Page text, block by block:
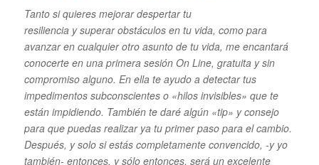
Tanto si quieres mejorar despertar tu
resiliencia y superar obstáculos en tu vida, como para
avanzar en cualquier otro asunto de tu vida, me encantará
conocerte en una primera sesión On Line, gratuita y sin
compromiso alguno. En ella te ayudo a detectar tus
impedimentos subconscientes o «hilos invisibles» que te
están impidiendo. También te daré algún «tip» y consejo
para que puedas realizar ya tu primer paso para el cambio.
Después, y solo si estás completamente convencido, -y yo
también- entonces, y sólo entonces, será un excelente